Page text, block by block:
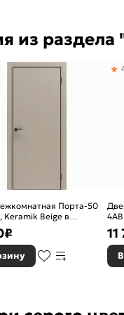
из раздела
Порта-50
Keramik Beige в
с врезанной черной
защелкой, глухая,
черная
каркасно-щитовая
₽ 11